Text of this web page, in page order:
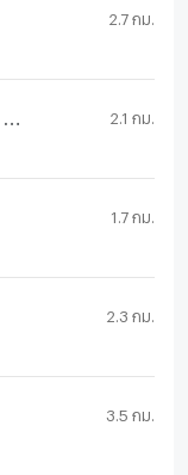
2.7 กม.
2.1 กม.
1.7 กม.
2.3 กม.
3.5 กม.